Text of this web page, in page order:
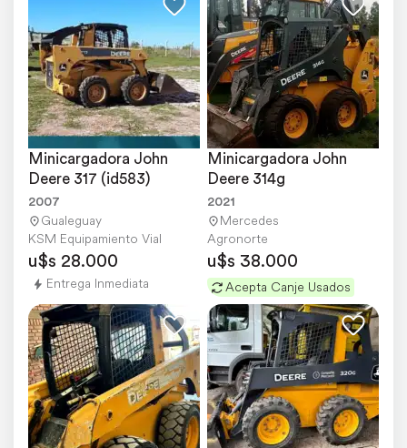
Minicargadora John
Deere 317 (id583)
2007
Gualeguay
KSM Equipamiento Vial
u$s 28.000
Entrega Inmediata
Minicargadora John
Deere 314g
2021
Mercedes
Agronorte
u$s 38.000
Acepta Canje Usados